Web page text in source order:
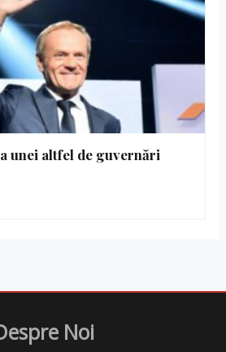
unei altfel de guvernări
Noi